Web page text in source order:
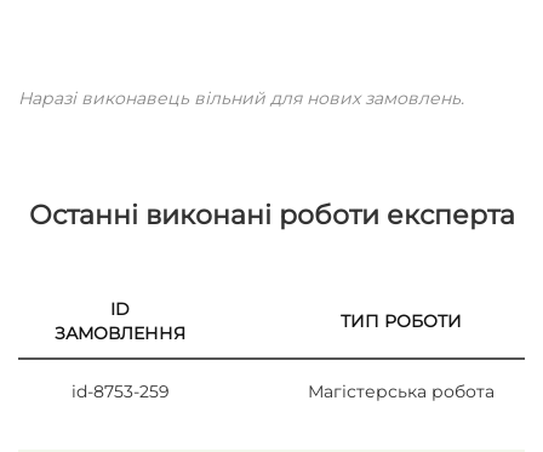
Наразі виконавець вільний для нових замовлень.
Останні виконані роботи експерта
ID
ЗАМОВЛЕННЯ
ТИП РОБОТИ
id-8753-259 Магістерська робота